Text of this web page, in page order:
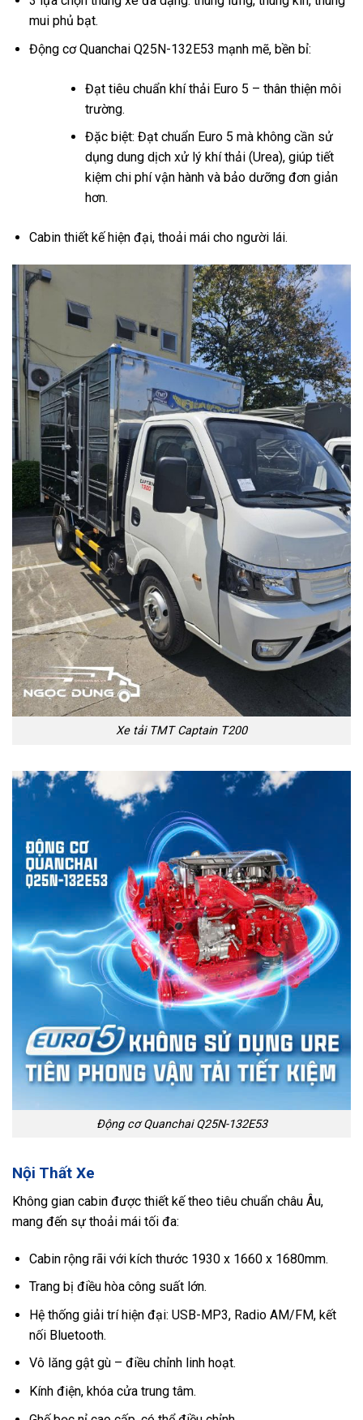
mui phủ bạt.
Động cơ Quanchai Q25N-132E53 mạnh mẽ, bền bỉ:
Đạt tiêu chuẩn khí thải Euro 5 – thân thiện môi
trường.
Đặc biệt: Đạt chuẩn Euro 5 mà không cần sử
dụng dung dịch xử lý khí thải (Urea), giúp tiết
kiệm chi phí vận hành và bảo dưỡng đơn giản
hơn.
Cabin thiết kế hiện đại, thoải mái cho người lái.
Xe tải TMT Captain T200
Động cơ Quanchai Q25N-132E53
Nội Thất Xe
Không gian cabin được thiết kế theo tiêu chuẩn châu Âu,
mang đến sự thoải mái tối đa:
Cabin rộng rãi với kích thước 1930 x 1660 x 1680mm.
Trang bị điều hòa công suất lớn.
Hệ thống giải trí hiện đại: USB-MP3, Radio AM/FM, kết
nối Bluetooth.
Vô lăng gật gù – điều chỉnh linh hoạt.
Kính điện, khóa cửa trung tâm.